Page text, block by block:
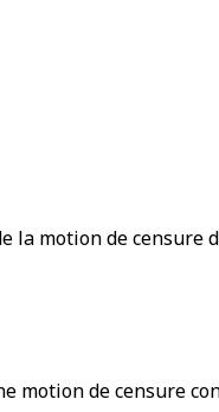
la motion de censure
motion de censure